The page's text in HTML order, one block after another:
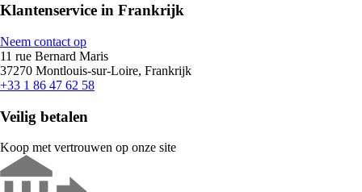
Klantenservice in Frankrijk
Neem contact op
11 rue Bernard Maris
37270 Montlouis-sur-Loire, Frankrijk
+33 1 86 47 62 58
Veilig betalen
Koop met vertrouwen op onze site